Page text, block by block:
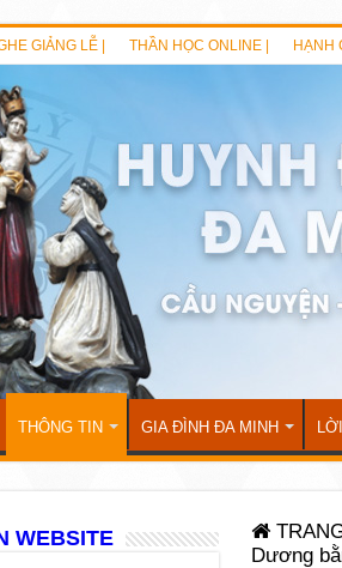
GIẢNG LỄ | THẦN HỌC ONLINE | HẠNH
THÔNG TIN GIA ĐÌNH ĐA MINH
Dương
WEBSITE